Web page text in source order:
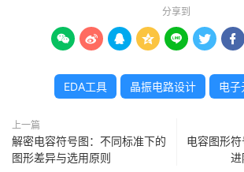
分享到
      
EDA工具 晶振电路设计 电子
上一篇
解密电容符号图：不同标准下的
图形差异与选用原则
电容图形
进